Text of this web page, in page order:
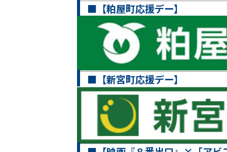
■【粕屋町応援デー】
■【新宮町応援デー】